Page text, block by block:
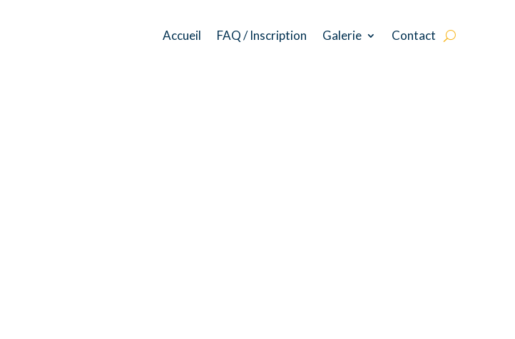
Accueil FAQ / Inscription Galerie Contact